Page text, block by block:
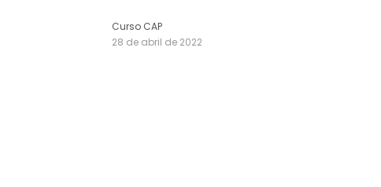
Curso CAP
28 de abril de 2022